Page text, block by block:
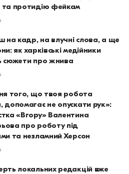
та протидію фейкам
на кадр, на влучні слова, а ще
як харківські медійники
сюжети про жнива
того, що твоя робота
допомагає не опускати рук»:
«Вгору» Валентина
про роботу під
та незламний Херсон
локальних редакцій вже